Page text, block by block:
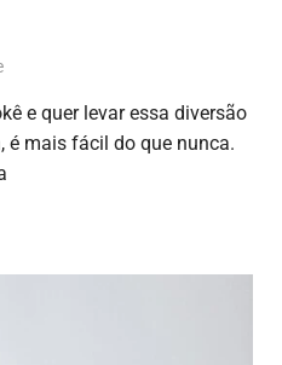
Aplicativos
e quer levar essa diversão
é mais fácil do que nunca.